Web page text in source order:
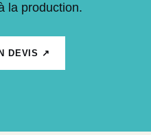
la production.
DEVIS ↗